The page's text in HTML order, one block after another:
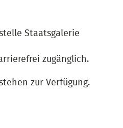
Staatsgalerie
zugänglich.
zur Verfügung.